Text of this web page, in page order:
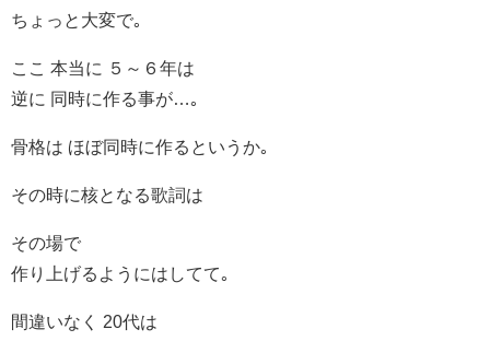
ちょっと大変で｡
ここ 本当に ５～６年は
逆に 同時に作る事が…｡
骨格は ほぼ同時に作るというか｡
その時に核となる歌詞は
その場で
作り上げるようにはしてて｡
間違いなく 20代は